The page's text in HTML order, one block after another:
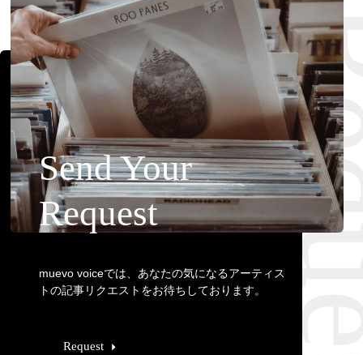
Send Your
Request
muevo voiceでは、あなたの気になるアーティス
トの記事リクエストをお待ちしております。
Request